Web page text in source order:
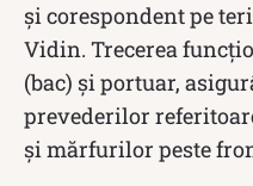
și corespondent pe
Vidin. Trecerea
(bac) și portuar,
prevederilor
și mărfurilor peste